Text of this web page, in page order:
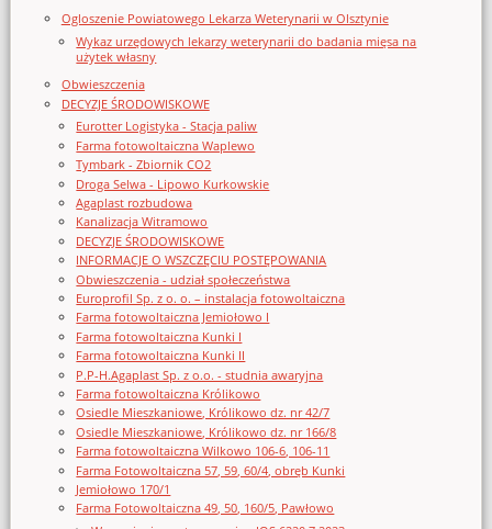
Ogloszenie Powiatowego Lekarza Weterynarii w Olsztynie
Wykaz urzędowych lekarzy weterynarii do badania mięsa na
użytek własny
Obwieszczenia
DECYZJE ŚRODOWISKOWE
Eurotter Logistyka - Stacja paliw
Farma fotowoltaiczna Waplewo
Tymbark - Zbiornik CO2
Droga Selwa - Lipowo Kurkowskie
Agaplast rozbudowa
Kanalizacja Witramowo
DECYZJE ŚRODOWISKOWE
INFORMACJE O WSZCZĘCIU POSTĘPOWANIA
Obwieszczenia - udział społeczeństwa
Europrofil Sp. z o. o. – instalacja fotowoltaiczna
Farma fotowoltaiczna Jemiołowo I
Farma fotowoltaiczna Kunki I
Farma fotowoltaiczna Kunki II
P.P-H.Agaplast Sp. z o.o. - studnia awaryjna
Farma fotowoltaiczna Królikowo
Osiedle Mieszkaniowe, Królikowo dz. nr 42/7
Osiedle Mieszkaniowe, Królikowo dz. nr 166/8
Farma fotowoltaiczna Wilkowo 106-6, 106-11
Farma Fotowoltaiczna 57, 59, 60/4, obręb Kunki
Jemiołowo 170/1
Farma Fotowoltaiczna 49, 50, 160/5, Pawłowo